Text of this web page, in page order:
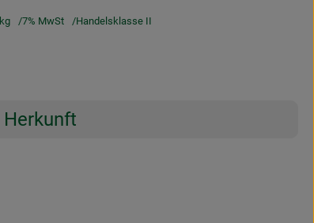
7% MwSt Handelsklasse II
Herkunft